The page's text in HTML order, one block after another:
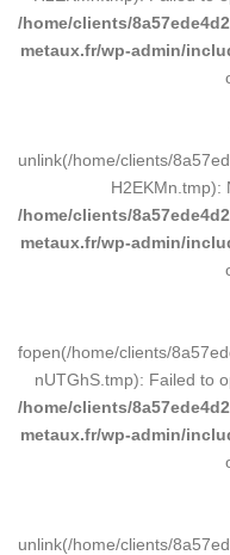
/home/clients/
metaux.fr/wp-admin/
unlink(/home/clients/
H2EKMn.tmp):
/home/clients/
metaux.fr/wp-admin/
fopen(/home/clients/
nUTGhS.tmp): Failed to
/home/clients/
metaux.fr/wp-admin/
unlink(/home/clients/